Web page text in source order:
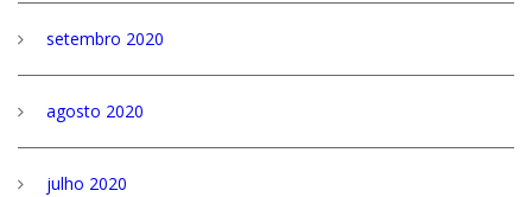
setembro 2020
agosto 2020
julho 2020